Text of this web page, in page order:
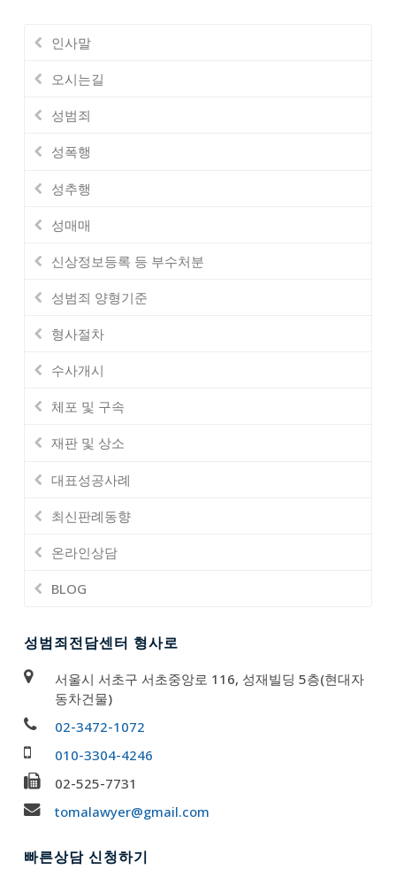
인사말
오시는길
성범죄
성폭행
성추행
성매매
신상정보등록 등 부수처분
성범죄 양형기준
형사절차
수사개시
체포 및 구속
재판 및 상소
대표성공사례
최신판례동향
온라인상담
BLOG
성범죄전담센터 형사로
서울시 서초구 서초중앙로 116, 성재빌딩 5층(현대자
동차건물)
02-3472-1072
010-3304-4246
02-525-7731
tomalawyer@gmail.com
빠른상담 신청하기